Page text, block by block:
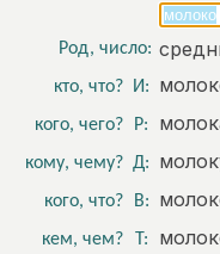
Род, число:
кто, что? И:
кого, чего? Р:
кому, чему? Д:
кого, что? В:
кем, чем? Т: